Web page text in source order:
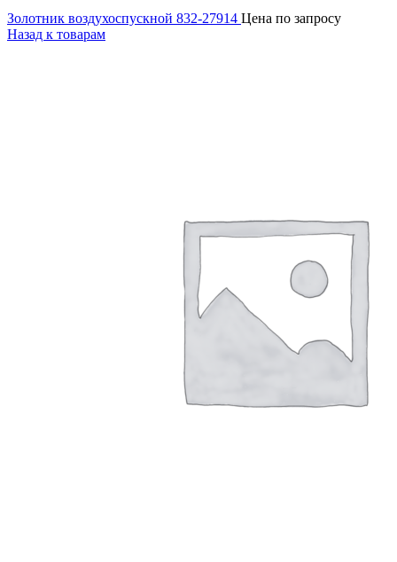
Золотник воздухоспускной 832-27914 Цена по запросу
Назад к товарам